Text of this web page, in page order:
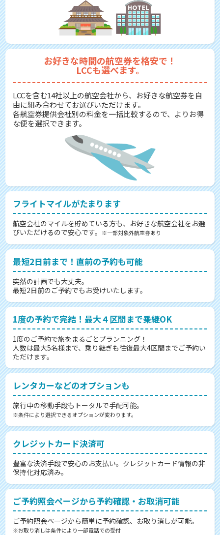
お好きな時間の航空券を格安で！
LCCも選べます。
LCCを含む14社以上の航空会社から、お好きな航空券を自
由に組み合わせてお選びいただけます。
各航空券提供会社別の料金を一括比較するので、よりお得
な便を選択できます。
フライトマイルがたまります
航空会社のマイルを貯めている方も、お好きな航空会社をお選
びいただけるので安心です。
※一部対象外航空券あり
最短2日前まで！直前の予約も可能
突然の計画でも大丈夫。
最短2日前のご予約でもお受けいたします。
1度の予約で完結！最大４区間まで乗継OK
1度のご予約で旅をまるごとプランニング！
人数は最大5名様まで、乗り継ぎも往復最大4区間までご予約い
ただけます。
レンタカーなどのオプションも
旅行中の移動手段もトータルで手配可能。
※条件により選択できるオプションが変わります。
クレジットカード決済可
豊富な決済手段で安心のお支払い。クレジットカード情報の非
保持化対応済み。
ご予約照会ページから予約確認・お取消可能
ご予約照会ページから簡単に予約確認、お取り消しが可能。
※お取り消しは条件により一部電話での受付